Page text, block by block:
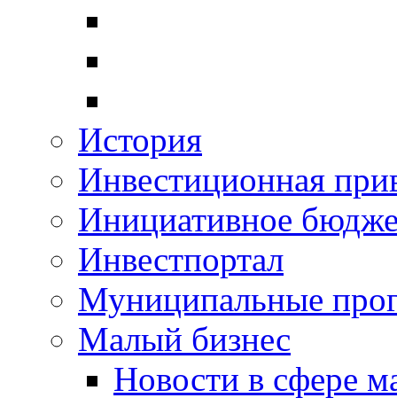
История
Инвестиционная
Инициативное
Инвестпортал
Муниципальные
Малый бизнес
Новости в сфере